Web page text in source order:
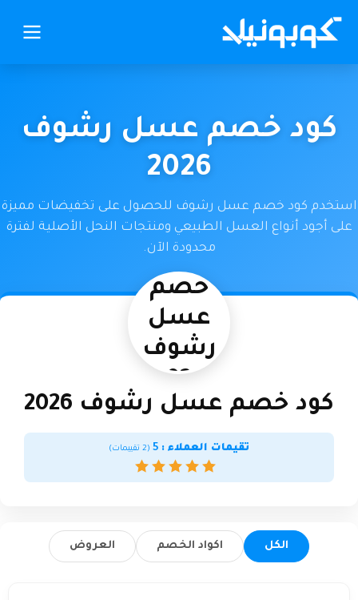
كود خصم عسل رشوف
2026
استخدم كود خصم عسل رشوف للحصول على تخفيضات مميزة
على أجود أنواع العسل الطبيعي ومنتجات النحل الأصلية لفترة
محدودة الآن.
كود
خصم
عسل
رشوف
2026
كود خصم عسل رشوف 2026
تقيمات العملاء : 5
(
2 تقييمات)
الكل اكواد الخصم العروض